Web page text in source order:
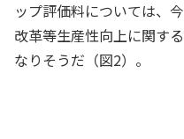
ップ評価料については、
改革等生産性向上に関す
なりそうだ（図2）。